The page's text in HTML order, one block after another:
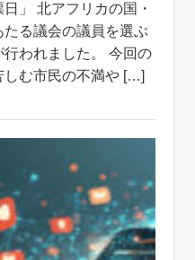
」 北アフリカの国・
る議会の議員を選ぶ
われました。 今回の
しむ市民の不満や […]